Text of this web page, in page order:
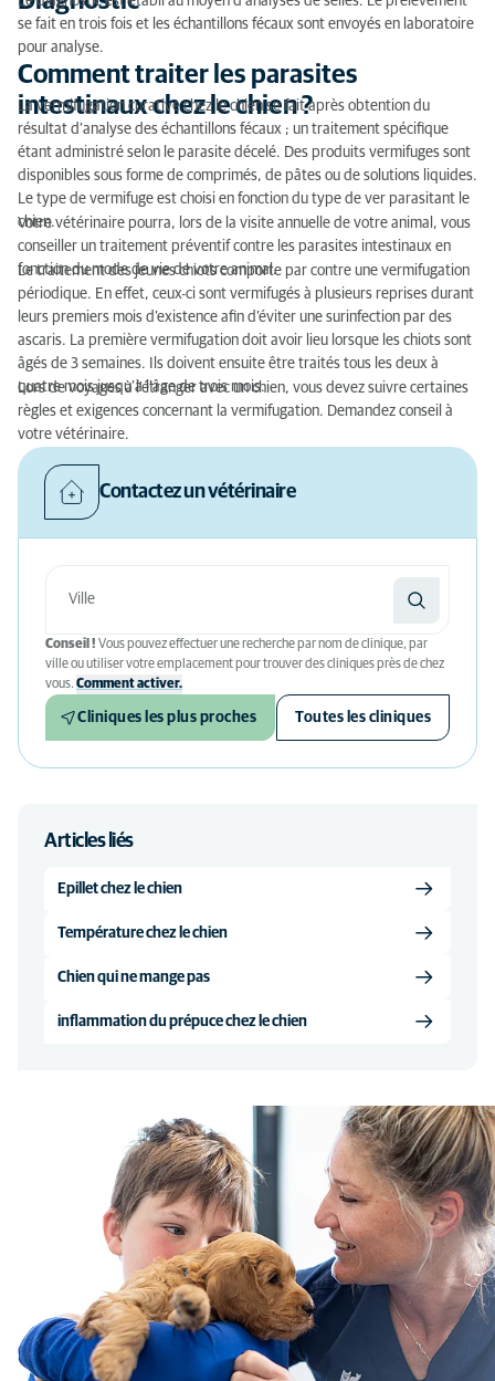
se fait en trois fois et les échantillons fécaux sont envoyés en laboratoire
pour analyse.
Comment traiter les parasites
intestinaux chez le chien ?
La vermifugation curative chez le chien se fait après obtention du
résultat d’analyse des échantillons fécaux ; un traitement spécifique
étant administré selon le parasite décelé. Des produits vermifuges sont
disponibles sous forme de comprimés, de pâtes ou de solutions liquides.
Le type de vermifuge est choisi en fonction du type de ver parasitant le
chien.
Votre vétérinaire pourra, lors de la visite annuelle de votre animal, vous
conseiller un traitement préventif contre les parasites intestinaux en
fonction du mode de vie de votre animal.
Le traitement des jeunes chiots comporte par contre une vermifugation
périodique. En effet, ceux-ci sont vermifugés à plusieurs reprises durant
leurs premiers mois d’existence afin d’éviter une surinfection par des
ascaris. La première vermifugation doit avoir lieu lorsque les chiots sont
âgés de 3 semaines. Ils doivent ensuite être traités tous les deux à
quatre mois jusqu’à l’âge de trois mois.
Lors de voyages à l'étranger avec un chien, vous devez suivre certaines
règles et exigences concernant la vermifugation. Demandez conseil à
votre vétérinaire.
Contactez un vétérinaire
Conseil ! Vous pouvez effectuer une recherche par nom de clinique, par
ville ou utiliser votre emplacement pour trouver des cliniques près de chez
vous. Comment activer.
Cliniques les plus proches Toutes les cliniques
Articles liés
Epillet chez le chien
Température chez le chien
Chien qui ne mange pas
inflammation du prépuce chez le chien